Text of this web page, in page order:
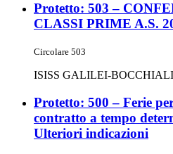
Protetto: 503 –
CLASSI PRIME A.S.
Circolare 503
ISISS GALILEI-
Protetto: 500 – Ferie
contratto a tempo
Ulteriori indicazioni